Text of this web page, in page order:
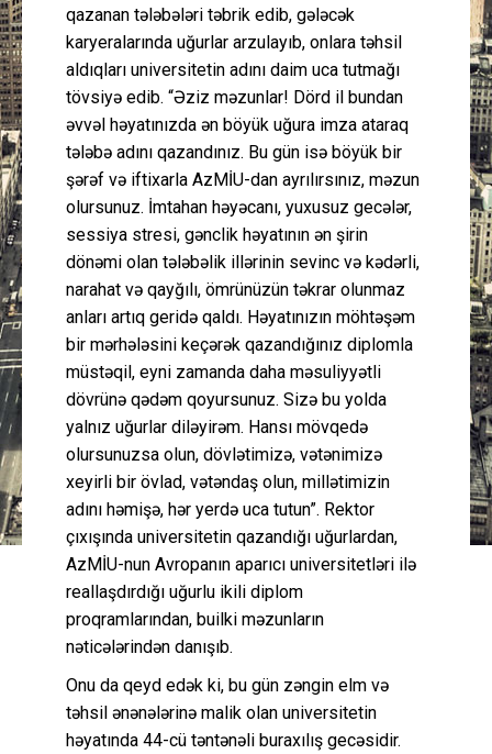
qazanan tələbələri təbrik edib, gələcək
karyeralarında uğurlar arzulayıb, onlara təhsil
aldıqları universitetin adını daim uca tutmağı
tövsiyə edib. “Əziz məzunlar! Dörd il bundan
əvvəl həyatınızda ən böyük uğura imza ataraq
tələbə adını qazandınız. Bu gün isə böyük bir
şərəf və iftixarla AzMİU-dan ayrılırsınız, məzun
olursunuz. İmtahan həyəcanı, yuxusuz gecələr,
sessiya stresi, gənclik həyatının ən şirin
dönəmi olan tələbəlik illərinin sevinc və kədərli,
narahat və qayğılı, ömrünüzün təkrar olunmaz
anları artıq geridə qaldı. Həyatınızın möhtəşəm
bir mərhələsini keçərək qazandığınız diplomla
müstəqil, eyni zamanda daha məsuliyyətli
dövrünə qədəm qoyursunuz. Sizə bu yolda
yalnız uğurlar diləyirəm. Hansı mövqedə
olursunuzsa olun, dövlətimizə, vətənimizə
xeyirli bir övlad, vətəndaş olun, millətimizin
adını həmişə, hər yerdə uca tutun”. Rektor
çıxışında universitetin qazandığı uğurlardan,
AzMİU-nun Avropanın aparıcı universitetləri ilə
reallaşdırdığı uğurlu ikili diplom
proqramlarından, builki məzunların
nəticələrindən danışıb.
Onu da qeyd edək ki, bu gün zəngin elm və
təhsil ənənələrinə malik olan universitetin
həyatında 44-cü təntənəli buraxılış gecəsidir.